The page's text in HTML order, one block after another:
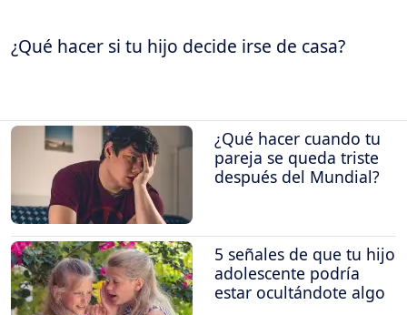
¿Qué hacer si tu hijo decide irse de casa?
¿Qué hacer cuando tu
pareja se queda triste
después del Mundial?
5 señales de que tu hijo
adolescente podría
estar ocultándote algo